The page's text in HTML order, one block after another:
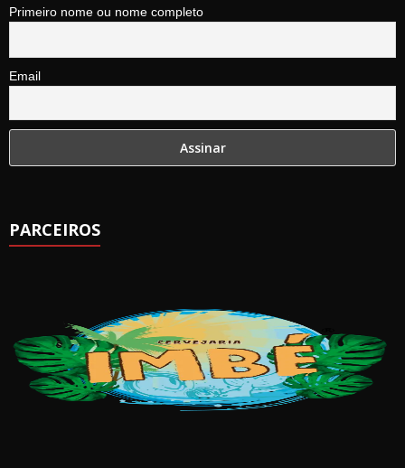
Primeiro nome ou nome completo
Email
PARCEIROS